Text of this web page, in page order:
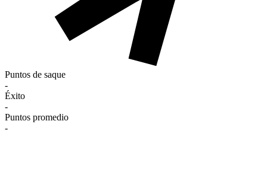
Puntos de saque
-
Éxito
-
Puntos promedio
-